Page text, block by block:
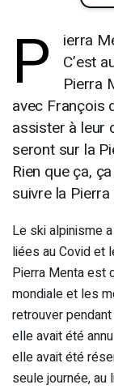
P
ierra
C’est
Pierra
avec François
assister à leur
seront sur la
Rien que ça,
suivre la
Le ski alpinisme
liées au Covid et
Pierra Menta est
mondiale et les
retrouver
elle avait été
elle avait été
seule journée, au